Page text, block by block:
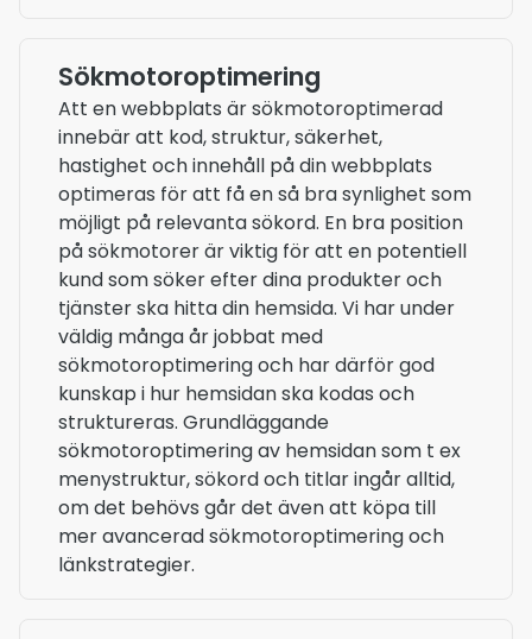
Sökmotoroptimering
Att en webbplats är sökmotoroptimerad
innebär att kod, struktur, säkerhet,
hastighet och innehåll på din webbplats
optimeras för att få en så bra synlighet som
möjligt på relevanta sökord. En bra position
på sökmotorer är viktig för att en potentiell
kund som söker efter dina produkter och
tjänster ska hitta din hemsida. Vi har under
väldig många år jobbat med
sökmotoroptimering och har därför god
kunskap i hur hemsidan ska kodas och
struktureras. Grundläggande
sökmotoroptimering av hemsidan som t ex
menystruktur, sökord och titlar ingår alltid,
om det behövs går det även att köpa till
mer avancerad sökmotoroptimering och
länkstrategier.